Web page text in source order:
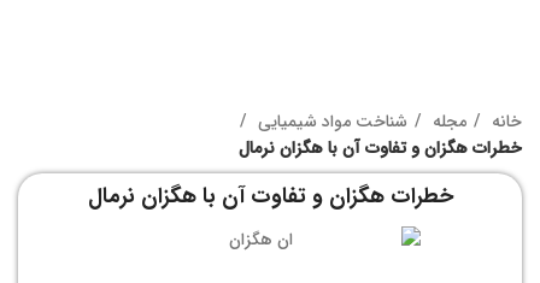
خانه مجله
شناخت مواد شیمیایی
خطرات هگزان و تفاوت آن با هگزان نرمال
خطرات هگزان و تفاوت آن با هگزان نرمال